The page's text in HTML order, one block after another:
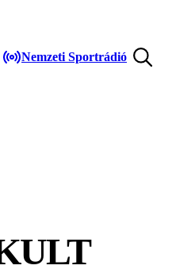
Nemzeti Sportrádió